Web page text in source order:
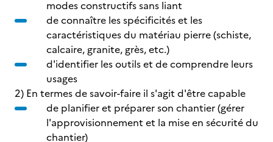
modes constructifs sans liant
de connaître les spécificités et les
caractéristiques du matériau pierre (schiste,
calcaire, granite, grès, etc.)
d'identifier les outils et de comprendre leurs
usages
2) En termes de savoir-faire il s'agit d'être capable
de planifier et préparer son chantier (gérer
l'approvisionnement et la mise en sécurité du
chantier)